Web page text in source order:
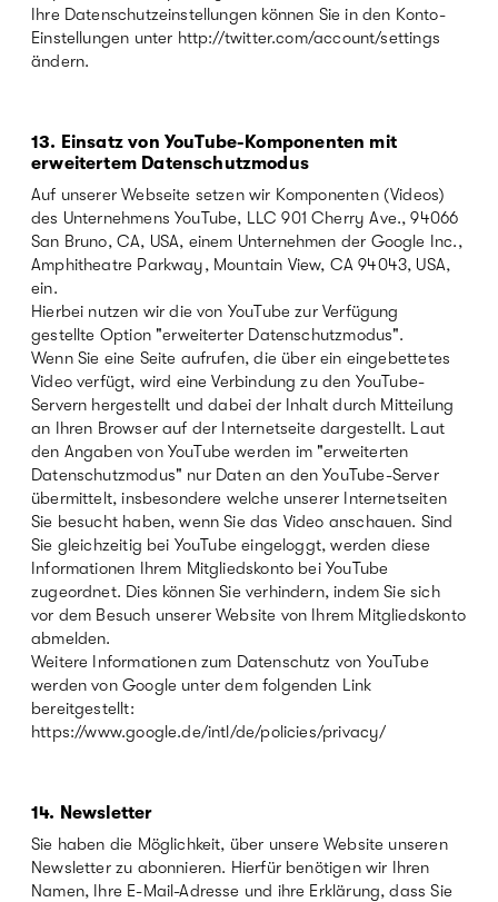
Ihre Datenschutzeinstellungen können Sie in den Konto-
Einstellungen unter http://twitter.com/account/settings
ändern.
13. Einsatz von YouTube-Komponenten mit
erweitertem Datenschutzmodus
Auf unserer Webseite setzen wir Komponenten (Videos)
des Unternehmens YouTube, LLC 901 Cherry Ave., 94066
San Bruno, CA, USA, einem Unternehmen der Google Inc.,
Amphitheatre Parkway, Mountain View, CA 94043, USA,
ein.
Hierbei nutzen wir die von YouTube zur Verfügung
gestellte Option "erweiterter Datenschutzmodus".
Wenn Sie eine Seite aufrufen, die über ein eingebettetes
Video verfügt, wird eine Verbindung zu den YouTube-
Servern hergestellt und dabei der Inhalt durch Mitteilung
an Ihren Browser auf der Internetseite dargestellt. Laut
den Angaben von YouTube werden im "erweiterten
Datenschutzmodus" nur Daten an den YouTube-Server
übermittelt, insbesondere welche unserer Internetseiten
Sie besucht haben, wenn Sie das Video anschauen. Sind
Sie gleichzeitig bei YouTube eingeloggt, werden diese
Informationen Ihrem Mitgliedskonto bei YouTube
zugeordnet. Dies können Sie verhindern, indem Sie sich
vor dem Besuch unserer Website von Ihrem Mitgliedskonto
abmelden.
Weitere Informationen zum Datenschutz von YouTube
werden von Google unter dem folgenden Link
bereitgestellt:
https://www.google.de/intl/de/policies/privacy/
14. Newsletter
Sie haben die Möglichkeit, über unsere Website unseren
Newsletter zu abonnieren. Hierfür benötigen wir Ihren
Namen, Ihre E-Mail-Adresse und ihre Erklärung, dass Sie